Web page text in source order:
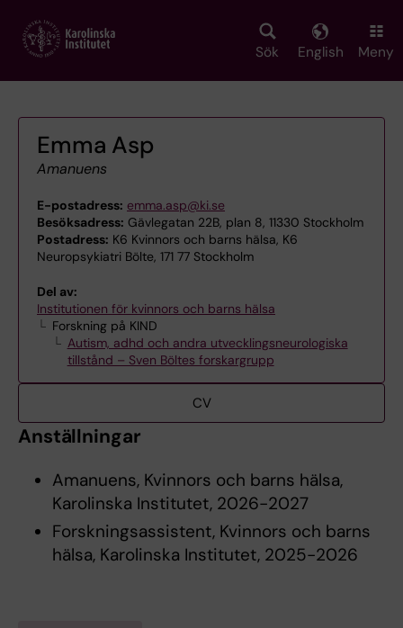
main
Sök English Meny
Emma Asp
Amanuens
E-postadress: emma.asp@ki.se
Besöksadress: Gävlegatan 22B, plan 8, 11330 Stockholm
Postadress: K6 Kvinnors och barns hälsa, K6
Neuropsykiatri Bölte, 171 77 Stockholm
Del av:
Institutionen för kvinnors och barns hälsa
Forskning på KIND
Autism, adhd och andra utvecklingsneurologiska
tillstånd – Sven Böltes forskargrupp
CV
Anställningar
Amanuens, Kvinnors och barns hälsa,
Karolinska Institutet, 2026-2027
Forskningsassistent, Kvinnors och barns
hälsa, Karolinska Institutet, 2025-2026